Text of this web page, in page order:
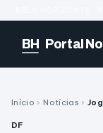
BH Portal
Início › Notícias ›
DF